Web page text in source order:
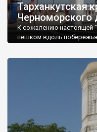
Тарханкутская
Черноморского
К сожалению настоящей
пешком вдоль